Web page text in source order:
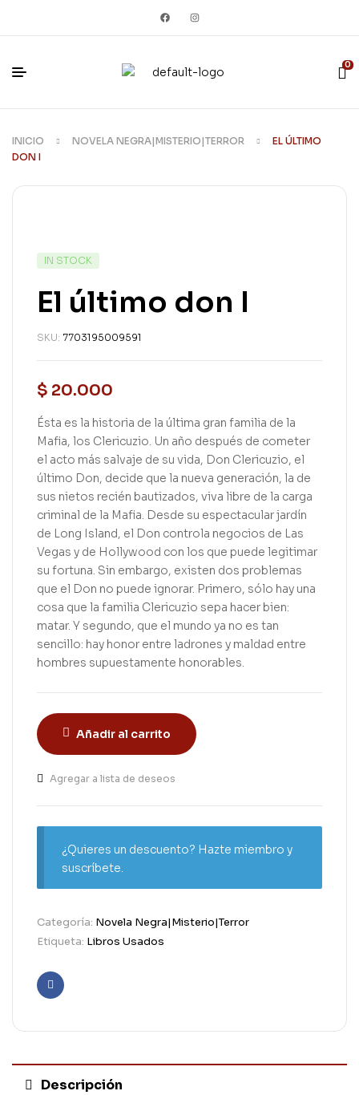
0
INICIO NOVELA NEGRA|MISTERIO|TERROR
EL ÚLTIMO
DON I
IN STOCK
El último don I
SKU: 7703195009591
$ 20.000
Ésta es la historia de la última gran familia de la
Mafia, los Clericuzio. Un año después de cometer
el acto más salvaje de su vida, Don Clericuzio, el
último Don, decide que la nueva generación, la de
sus nietos recién bautizados, viva libre de la carga
criminal de la Mafia. Desde su espectacular jardín
de Long Island, el Don controla negocios de Las
Vegas y de Hollywood con los que puede legitimar
su fortuna. Sin embargo, existen dos problemas
que el Don no puede ignorar. Primero, sólo hay una
cosa que la familia Clericuzio sepa hacer bien:
matar. Y segundo, que el mundo ya no es tan
sencillo: hay honor entre ladrones y maldad entre
hombres supuestamente honorables.
Añadir al carrito
Agregar a lista de deseos
¿Quieres un descuento? Hazte miembro y
suscríbete.
Categoría: Novela Negra|Misterio|Terror
Etiqueta: Libros Usados
Facebook
Descripción